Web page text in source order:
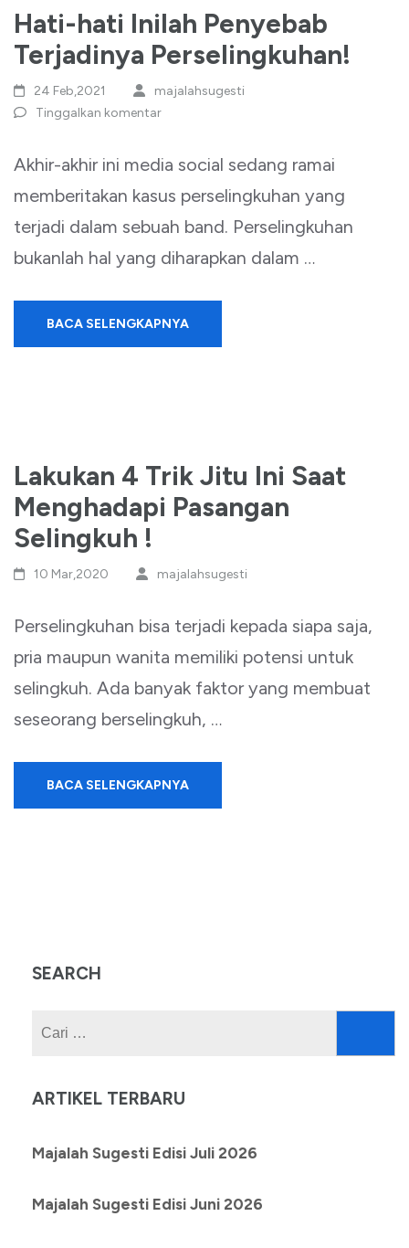
Hati-hati Inilah Penyebab
Terjadinya Perselingkuhan!
24 Feb,2021
majalahsugesti
Tinggalkan komentar
Akhir-akhir ini media social sedang ramai
memberitakan kasus perselingkuhan yang
terjadi dalam sebuah band. Perselingkuhan
bukanlah hal yang diharapkan dalam …
BACA SELENGKAPNYA
Lakukan 4 Trik Jitu Ini Saat
Menghadapi Pasangan
Selingkuh !
10 Mar,2020 majalahsugesti
Perselingkuhan bisa terjadi kepada siapa saja,
pria maupun wanita memiliki potensi untuk
selingkuh. Ada banyak faktor yang membuat
seseorang berselingkuh, …
BACA SELENGKAPNYA
SEARCH
ARTIKEL TERBARU
Majalah Sugesti Edisi Juli 2026
Majalah Sugesti Edisi Juni 2026